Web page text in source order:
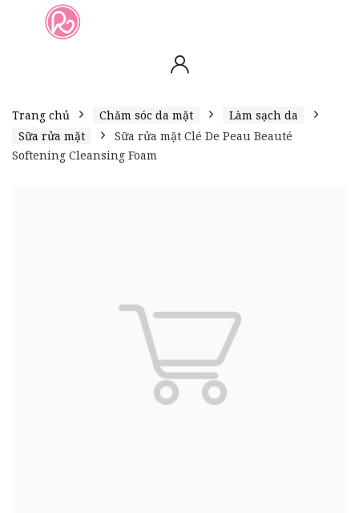
Trang chủ Chăm sóc da mặt
Làm sạch da
Sữa rửa mặt
Sữa rửa mặt Clé De Peau Beauté
Softening Cleansing Foam